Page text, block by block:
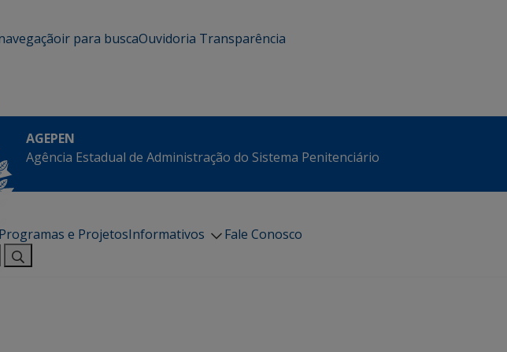
ir para buscaOuvidoria Transparência
AGEPEN
Agência Estadual de Administração do Sistema Penitenciário
Programas e ProjetosInformativos
Fale Conosco